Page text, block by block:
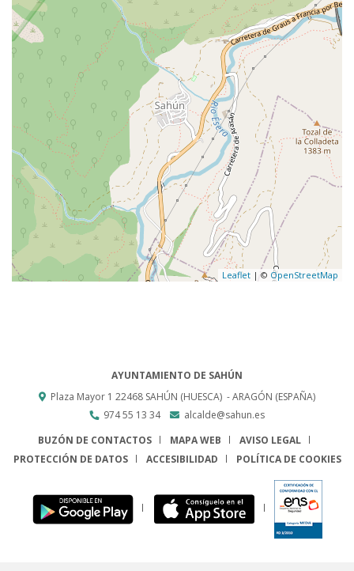
Leaflet | © OpenStreetMap
AYUNTAMIENTO DE SAHÚN
Plaza Mayor 1 22468 SAHÚN (HUESCA) - ARAGÓN (ESPAÑA)
974 55 13 34
alcalde@sahun.es
BUZÓN DE CONTACTOS
MAPA WEB
AVISO LEGAL
PROTECCIÓN DE DATOS
ACCESIBILIDAD POLÍTICA DE COOKIES